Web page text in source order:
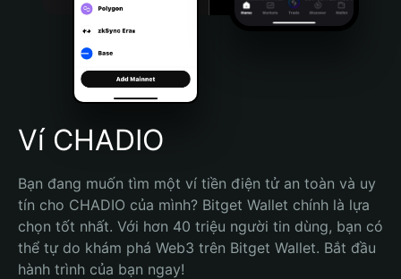
Português (Brasil)
Español (Argentina)
Ví CHADIO
Bạn đang muốn tìm một ví tiền điện tử an toàn và uy
tín cho CHADIO của mình? Bitget Wallet chính là lựa
chọn tốt nhất. Với hơn 40 triệu người tin dùng, bạn có
thể tự do khám phá Web3 trên Bitget Wallet. Bắt đầu
hành trình của bạn ngay!